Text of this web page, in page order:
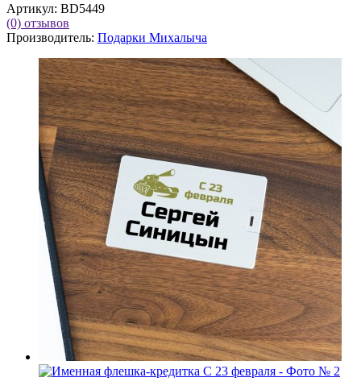
Артикул: BD5449
(0) отзывов
Производитель: Подарки Михалыча